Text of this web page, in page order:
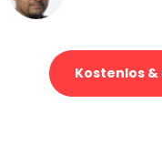
Kostenlos